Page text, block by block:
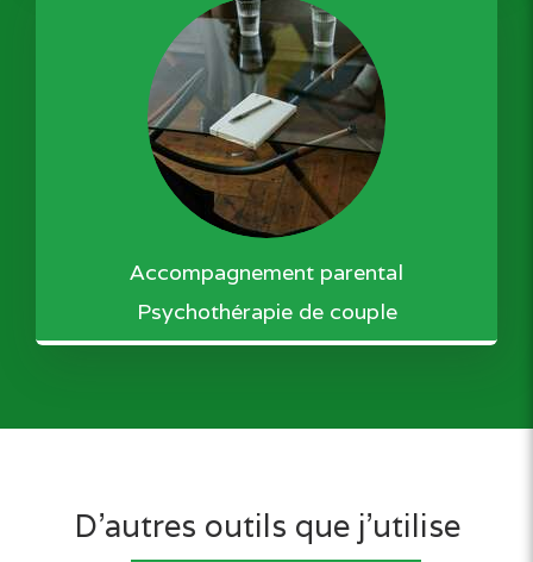
Accompagnement parental
Psychothérapie de couple
D'autres outils que j'utilise